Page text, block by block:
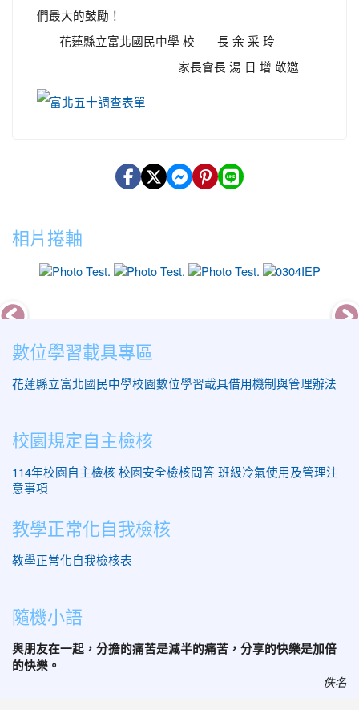
們最大的鼓勵！
花蓮縣立富北國民中學 校 長 余 采 玲
家長會長 湯 日 增 敬邀
相片捲軸
photo-16 photo-7 photo-10
數位學習載具專區
花蓮縣立富北國民中學校園數位學習載具借用機制與管理辦法
校園規定自主檢核
114年校園自主檢核 校園安全檢核問答 班級冷氣使用及管理注
意事項
教學正常化自我檢核
教學正常化自我檢核表
隨機小語
與朋友在一起，分擔的痛苦是減半的痛苦，分享的快樂是加倍
的快樂。
佚名